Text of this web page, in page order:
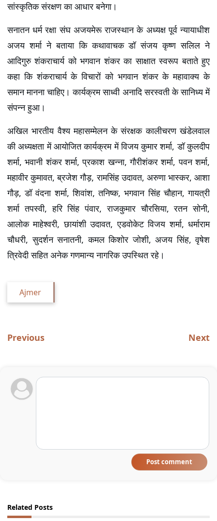
सांस्कृतिक संरक्षण का आधार बनेगा।
सनातन धर्म रक्षा संघ अजयमेरू राजस्थान के अध्यक्ष पूर्व न्यायाधीश
अजय शर्मा ने बताया कि कथावाचक डॉ संजय कृष्ण सलिल ने
आदिगुरु शंकराचार्य को भगवान शंकर का साक्षात स्वरूप बताते हुए
कहा कि शंकराचार्य के विचारों को भगवान शंकर के महावाक्य के
समान मानना चाहिए। कार्यक्रम साध्वी अनादि सरस्वती के सानिध्य में
संपन्न हुआ।
अखिल भारतीय वैश्य महासम्मेलन के संरक्षक कालीचरण खंडेलवाल
की अध्यक्षता में आयोजित कार्यक्रम में विजय कुमार शर्मा, डॉ कुलदीप
शर्मा, भवानी शंकर शर्मा, प्रकाश खन्ना, गौरीशंकर शर्मा, पवन शर्मा,
महावीर कुमावत, ब्रजेश गौड़, रामसिंह उदावत, अरुणा भास्कर, आशा
गौड़, डॉ वंदना शर्मा, शिवांश, तनिष्क, भगवान सिंह चौहान, गायत्री
शर्मा तपस्वी, हरि सिंह पंवार, राजकुमार चौरसिया, रतन सोनी,
आलोक माहेश्वरी, छायांशी उदावत, एडवोकेट विजय शर्मा, धर्माराम
चौधरी, सुदर्शन सनातनी, कमल किशोर जोशी, अजय सिंह, वृषेश
त्रिवेदी सहित अनेक गणमान्य नागरिक उपस्थित रहे।
Ajmer
Previous Next
Post comment
Related Posts